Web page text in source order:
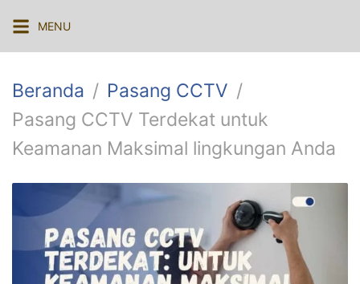
ke
konten
MENU
Beranda
Pasang CCTV
Pasang CCTV Terdekat untuk
Keamanan Maksimal lingkungan Anda